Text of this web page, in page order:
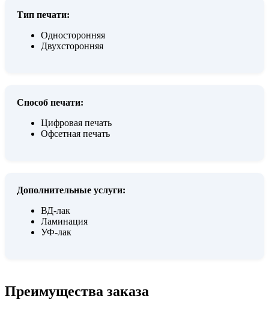
Тип печати:
Односторонняя
Двухсторонняя
Способ печати:
Цифровая печать
Офсетная печать
Дополнительные услуги:
ВД-лак
Ламинация
УФ-лак
Преимущества заказа